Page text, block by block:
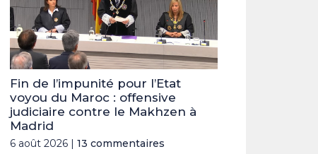
Fin de l’impunité pour l’Etat
voyou du Maroc : offensive
judiciaire contre le Makhzen à
Madrid
6 août 2026 | 13 commentaires